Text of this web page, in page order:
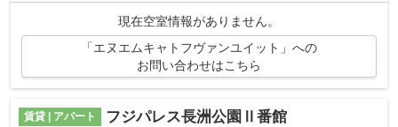
現在空室情報がありません。
「エヌエムキャトフヴァンユイット」への
お問い合わせはこちら
賃貸 | アパート フジパレス長洲公園Ⅱ番館